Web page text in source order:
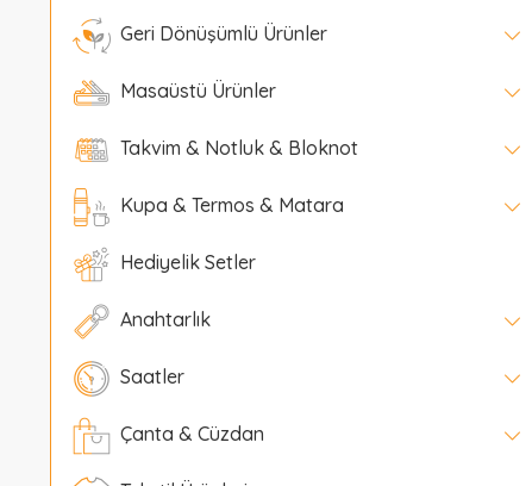
Geri Dönüşümlü Ürünler
Masaüstü Ürünler
Takvim & Notluk & Bloknot
Kupa & Termos & Matara
Hediyelik Setler
Anahtarlık
Saatler
Çanta & Cüzdan